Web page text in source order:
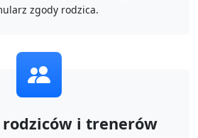
zgody rodzica.
rodziców i trenerów